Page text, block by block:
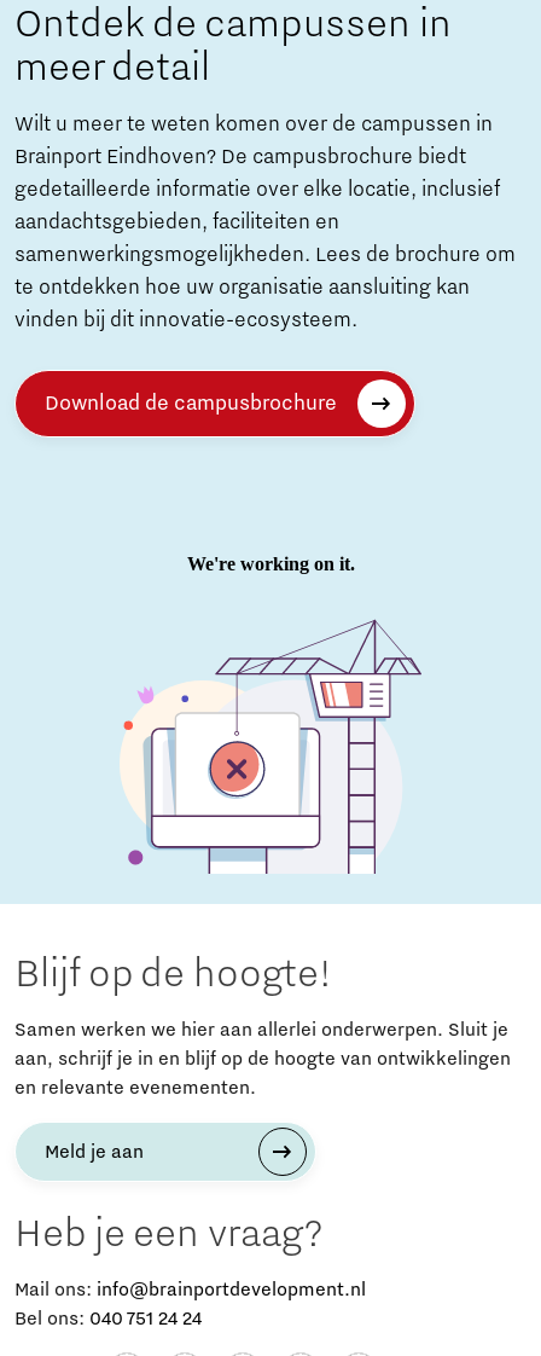
Ontdek de campussen in
meer detail
Wilt u meer te weten komen over de campussen in
Brainport Eindhoven? De campusbrochure biedt
gedetailleerde informatie over elke locatie, inclusief
aandachtsgebieden, faciliteiten en
samenwerkingsmogelijkheden. Lees de brochure om
te ontdekken hoe uw organisatie aansluiting kan
vinden bij dit innovatie-ecosysteem.
Download de campusbrochure
Blijf op de hoogte!
Samen werken we hier aan allerlei onderwerpen. Sluit je
aan, schrijf je in en blijf op de hoogte van ontwikkelingen
en relevante evenementen.
Meld je aan
Heb je een vraag?
Mail ons: info@brainportdevelopment.nl
Bel ons: 040 751 24 24